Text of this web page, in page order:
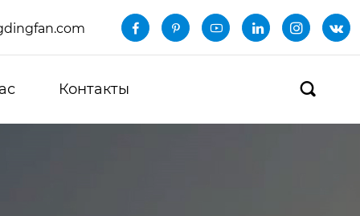
     
Контакты 